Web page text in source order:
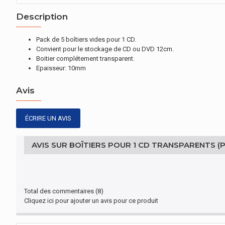
Description
Pack de 5 boîtiers vides pour 1 CD.
Convient pour le stockage de CD ou DVD 12cm.
Boitier complétement transparent.
Epaisseur: 10mm
Avis
ÉCRIRE UN AVIS
AVIS SUR BOÎTIERS POUR 1 CD TRANSPARENTS
Total des commentaires (8)
Cliquez ici pour ajouter un avis pour ce produit